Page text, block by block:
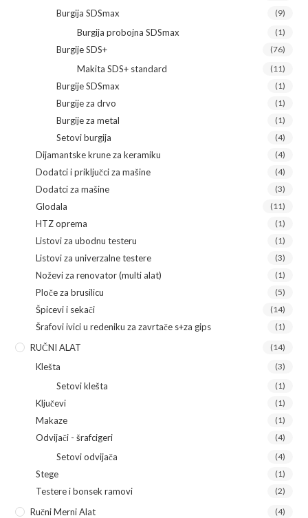
Burgija SDSmax (9)
Burgija probojna SDSmax (1)
Burgije SDS+ (76)
Makita SDS+ standard (11)
Burgije SDSmax (1)
Burgije za drvo (1)
Burgije za metal (1)
Setovi burgija (4)
Dijamantske krune za keramiku (4)
Dodatci i priključci za mašine (4)
Dodatci za mašine (3)
Glodala (11)
HTZ oprema (1)
Listovi za ubodnu testeru (1)
Listovi za univerzalne testere (3)
Noževi za renovator (multi alat) (1)
Ploče za brusilicu (5)
Špicevi i sekači (14)
Šrafovi ivici u redeniku za zavrtače s+za gips (1)
RUČNI ALAT (14)
Klešta (3)
Setovi klešta (1)
Ključevi (1)
Makaze (1)
Odvijači - šrafcigeri (4)
Setovi odvijača (4)
Stege (1)
Testere i bonsek ramovi (2)
Ručni Merni Alat (4)